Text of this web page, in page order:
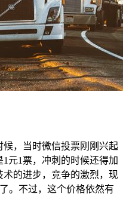
，当时微信投票刚刚兴起
元1票，冲刺的时候还得加
的进步，竞争的激烈，现
。不过，这个价格依然有